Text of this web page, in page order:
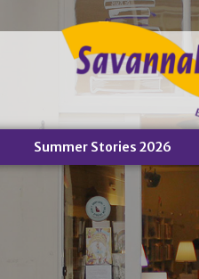
Summer Stories 2026